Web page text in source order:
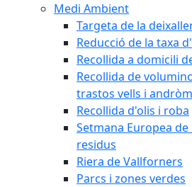
Medi Ambient
Targeta de la
Reducció de la taxa
Recollida a domicili
Recollida de
trastos vells i
Recollida d'olis i roba
Setmana Europea
residus
Riera de Vallforners
Parcs i zones verdes